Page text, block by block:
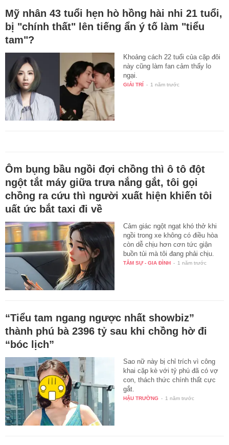
Mỹ nhân 43 tuổi hẹn hò hồng hài nhi 21 tuổi,
bị "chính thất" lên tiếng ẩn ý tố làm "tiểu
tam"?
Khoảng cách 22 tuổi của cặp đôi
này cũng làm fan cảm thấy lo
ngại.
GIẢI TRÍ - 1 năm trước
Ôm bụng bầu ngồi đợi chồng thì ô tô đột
ngột tắt máy giữa trưa nắng gắt, tôi gọi
chồng ra cứu thì người xuất hiện khiến tôi
uất ức bắt taxi đi về
Cảm giác ngột ngạt khó thở khi
ngồi trong xe không có điều hòa
còn dễ chịu hơn cơn tức giận
buồn tủi mà tôi đang phải chịu.
TÂM SỰ - GIA ĐÌNH - 1 năm trước
“Tiểu tam ngang ngược nhất showbiz”
thành phú bà 2396 tỷ sau khi chồng hờ đi
“bóc lịch”
Sao nữ này bị chỉ trích vì công
khai cặp kè với tỷ phú đã có vợ
con, thách thức chính thất cực
gắt.
HẬU TRƯỜNG - 1 năm trước